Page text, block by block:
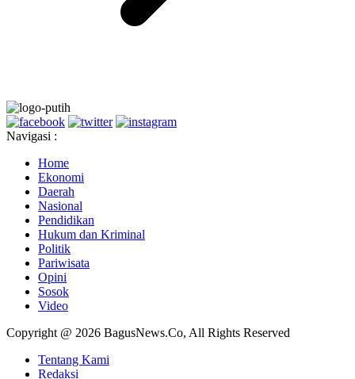
Navigasi :
Home
Ekonomi
Daerah
Nasional
Pendidikan
Hukum dan Kriminal
Politik
Pariwisata
Opini
Sosok
Video
Copyright @ 2026 BagusNews.Co, All Rights Reserved
Tentang Kami
Redaksi